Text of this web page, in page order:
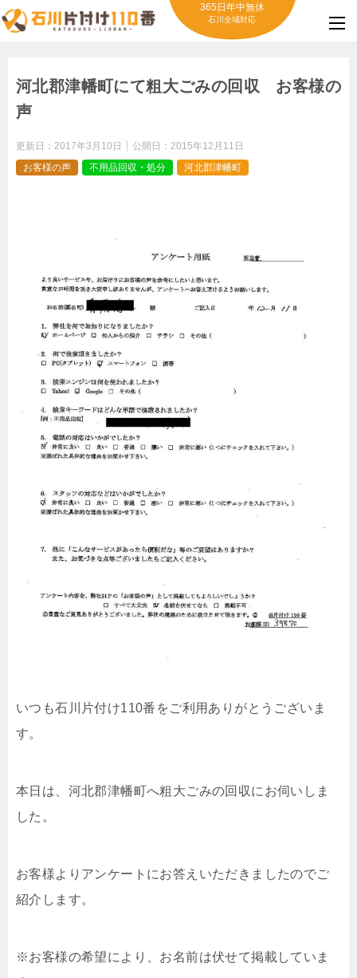
365日年中無休
石川全域対応
河北郡津幡町にて粗大ごみの回収 お客様の
声
更新日： 2017年3月10日 公開日： 2015年12月11日
お客様の声
不用品回収・処分 河北郡津幡町
いつも石川片付け110番をご利用ありがとうございま
す。
本日は、河北郡津幡町へ粗大ごみの回収にお伺いしま
した。
お客様よりアンケートにお答えいただきましたのでご
紹介します。
※お客様の希望により、お名前は伏せて掲載していま